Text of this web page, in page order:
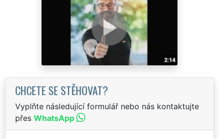
CHCETE SE STĚHOVAT?
Vyplňte následující formulář nebo nás kontaktujte
přes WhatsApp